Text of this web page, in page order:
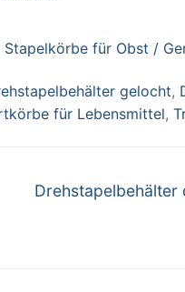
Stapelkörbe für Obst /
gelocht,
für Lebensmittel,
Nächster